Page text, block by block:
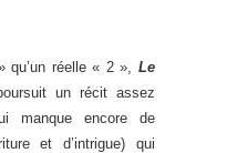
qu’un réelle « 2 », Le
un récit assez
manque encore de
et d’intrigue) qui